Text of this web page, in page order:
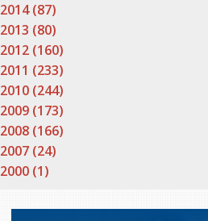
2014 (87)
2013 (80)
2012 (160)
2011 (233)
2010 (244)
2009 (173)
2008 (166)
2007 (24)
2000 (1)